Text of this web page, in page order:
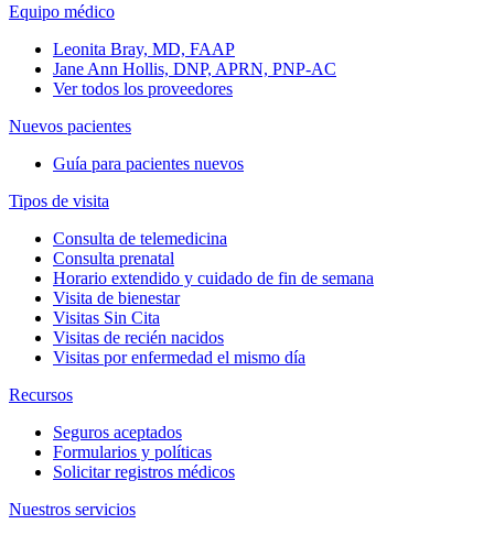
Equipo médico
Leonita Bray, MD, FAAP
Jane Ann Hollis, DNP, APRN, PNP-AC
Ver todos los proveedores
Nuevos pacientes
Guía para pacientes nuevos
Tipos de visita
Consulta de telemedicina
Consulta prenatal
Horario extendido y cuidado de fin de semana
Visita de bienestar
Visitas Sin Cita
Visitas de recién nacidos
Visitas por enfermedad el mismo día
Recursos
Seguros aceptados
Formularios y políticas
Solicitar registros médicos
Nuestros servicios